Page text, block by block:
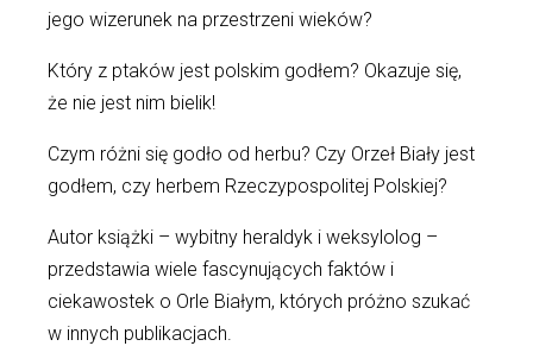
jego wizerunek na przestrzeni wieków?
Który z ptaków jest polskim godłem? Okazuje się,
że nie jest nim bielik!
Czym różni się godło od herbu? Czy Orzeł Biały jest
godłem, czy herbem Rzeczypospolitej Polskiej?
Autor książki – wybitny heraldyk i weksylolog –
przedstawia wiele fascynujących faktów i
ciekawostek o Orle Białym, których próżno szukać
w innych publikacjach.